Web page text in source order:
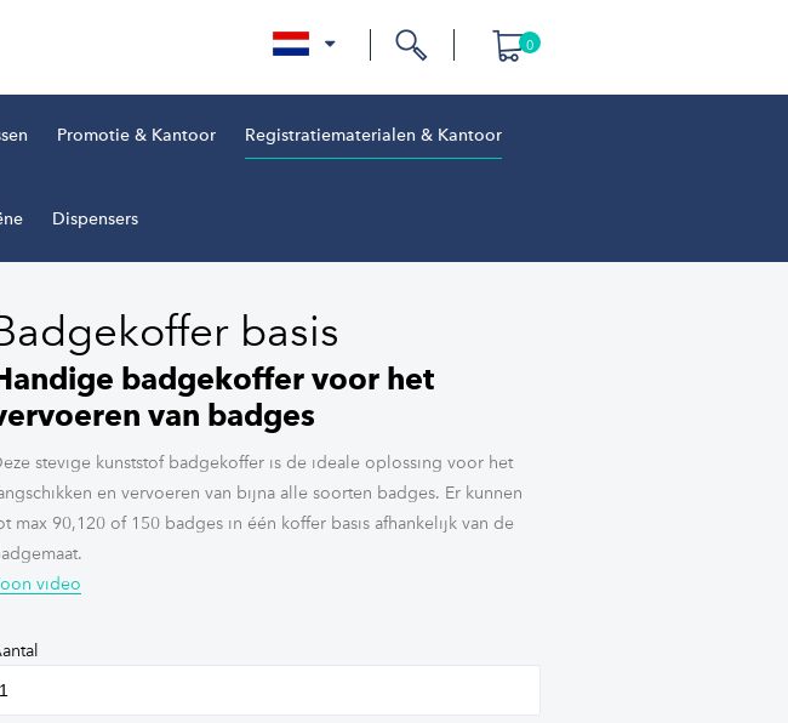
0
Promotie & Kantoor Registratiematerialen & Kantoor
Dispensers
basis
badgekoffer voor het
van badges
stevige kunststof badgekoffer is de ideale oplossing voor het
en vervoeren van bijna alle soorten badges. Er kunnen
max 90,120 of 150 badges in één koffer basis afhankelijk van de
video